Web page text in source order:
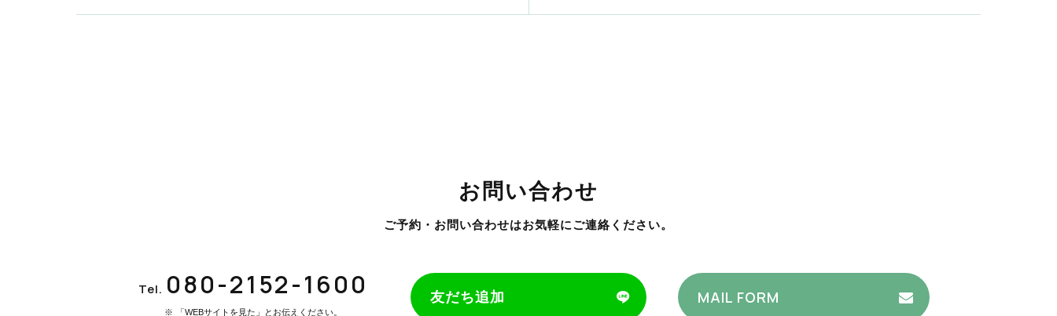
お問い合わせ
ご予約・お問い合わせはお気軽にご連絡ください。
Tel. 080-2152-1600
「WEBサイトを見た」とお伝えください。
友だち追加 MAIL FORM